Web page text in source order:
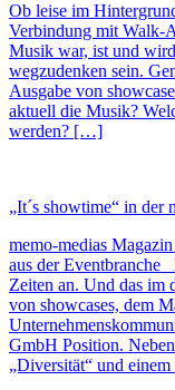
Ob leise im
Verbindung mit Walk-
Musik war, ist und
wegzudenken sein.
Ausgabe von
aktuell die Musik?
werden? […]
„It´s showtime“ in der
memo-medias
aus der Eventbranche
Zeiten an. Und das im
von showcases, dem
GmbH Position.
„Diversität“ und